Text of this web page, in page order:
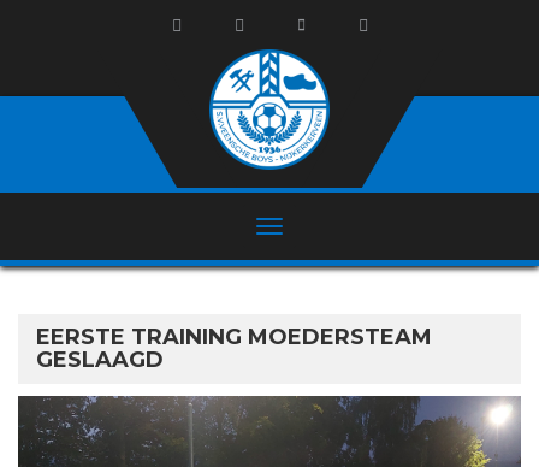
EERSTE TRAINING MOEDERSTEAM
GESLAAGD